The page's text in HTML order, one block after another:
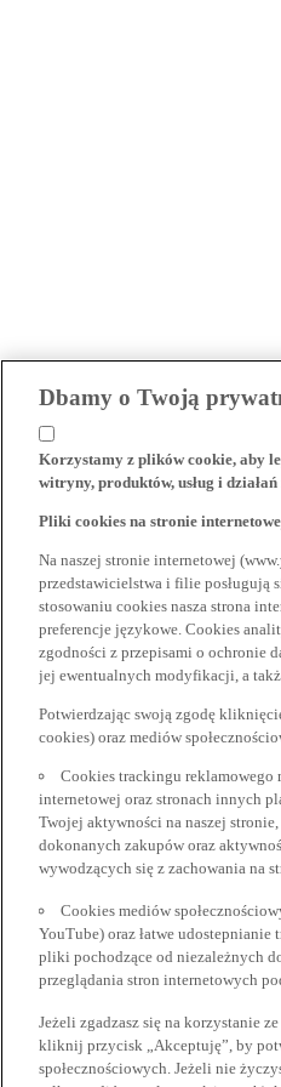
Dbamy o Twoją
Korzystamy z plików cookie, aby
witryny, produktów, usług i
Pliki cookies na stronie
Na naszej stronie internetowej
przedstawicielstwa i filie posługują
stosowaniu cookies nasza strona
preferencje językowe. Cookies
zgodności z przepisami o ochronie
jej ewentualnych modyfikacji, a
Potwierdzając swoją zgodę
cookies) oraz mediów
Cookies trackingu reklamowego
internetowej oraz stronach innych
Twojej aktywności na naszej
dokonanych zakupów oraz
wywodzących się z zachowania na
Cookies mediów
YouTube) oraz łatwe udostepnianie
pliki pochodzące od niezależnych
przeglądania stron internetowych
Jeżeli zgadzasz się na korzystanie
kliknij przycisk „Akceptuję”, by
społecznościowych. Jeżeli nie